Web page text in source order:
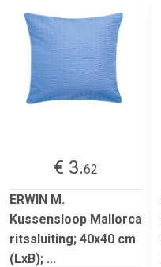
€ 3.62
ERWIN M.
Kussensloop Mallorca
ritssluiting; 40x40 cm
(LxB); ...